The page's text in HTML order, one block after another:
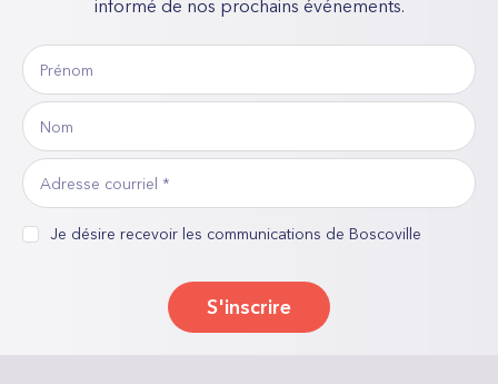
informé de nos prochains événements.
«
»
indique
les
champs
Prénom
Nom
Adresse
courriel
consentement
*
Je désire recevoir les communications de Boscoville
S'inscrire